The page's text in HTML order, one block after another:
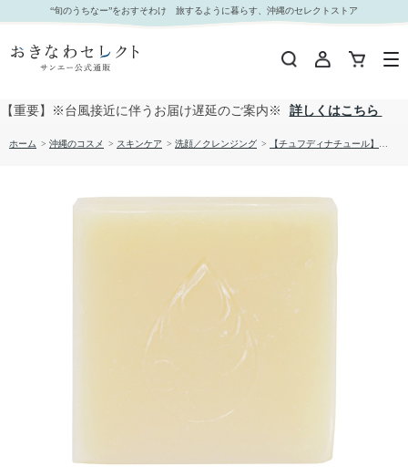
【チュフディナチュール】ローズゼラニウム石鹸｜おきなわセレクト サンエー公式通販
“旬のうちなー”をおすそわけ 旅するように暮らす、沖縄のセレクトストア
【重要】※台風接近に伴うお届け遅延のご案内※ 詳しくはこちら
ホーム > 沖縄のコスメ > スキンケア > 洗顔／クレンジング > 【チュフディナチュール】ローズゼラニウム石鹸